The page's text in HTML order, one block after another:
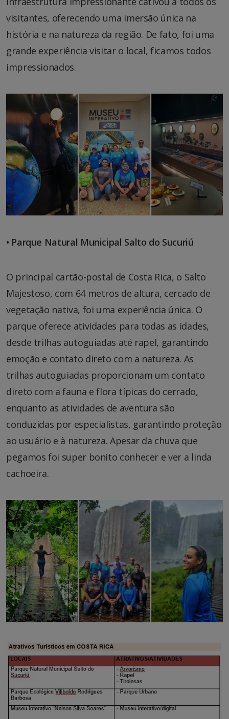
visitantes, oferecendo uma imersão única na
história e na natureza da região. De fato, foi uma
grande experiência visitar o local, ficamos todos
impressionados.
• Parque Natural Municipal Salto do Sucuriú
O principal cartão-postal de Costa Rica, o Salto
Majestoso, com 64 metros de altura, cercado de
vegetação nativa, foi uma experiência única. O
parque oferece atividades para todas as idades,
desde trilhas autoguiadas até rapel, garantindo
emoção e contato direto com a natureza. As
trilhas autoguiadas proporcionam um contato
direto com a fauna e flora típicas do cerrado,
enquanto as atividades de aventura são
conduzidas por especialistas, garantindo proteção
ao usuário e à natureza. Apesar da chuva que
pegamos foi super bonito conhecer e ver a linda
cachoeira.